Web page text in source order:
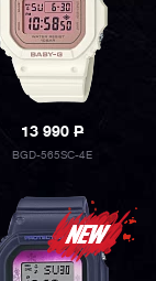
13 990P
BGD-565SC-4E